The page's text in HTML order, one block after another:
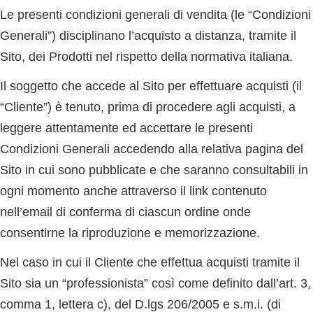
Le presenti condizioni generali di vendita (le “Condizioni
Generali”) disciplinano l’acquisto a distanza, tramite il
Sito, dei Prodotti nel rispetto della normativa italiana.
Il soggetto che accede al Sito per effettuare acquisti (il
“Cliente”) è tenuto, prima di procedere agli acquisti, a
leggere attentamente ed accettare le presenti
Condizioni Generali accedendo alla relativa pagina del
Sito in cui sono pubblicate e che saranno consultabili in
ogni momento anche attraverso il link contenuto
nell’email di conferma di ciascun ordine onde
consentirne la riproduzione e memorizzazione.
Nel caso in cui il Cliente che effettua acquisti tramite il
Sito sia un “professionista” così come definito dall’art. 3,
comma 1, lettera c), del D.lgs 206/2005 e s.m.i. (di